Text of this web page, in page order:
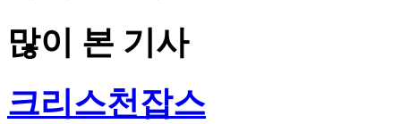
많이 본 기사
크리스천잡스